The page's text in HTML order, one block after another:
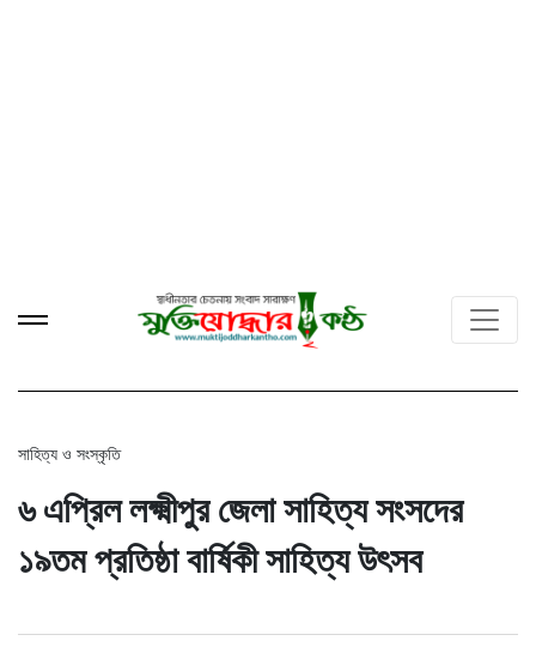
সাহিত্য ও সংস্কৃতি
৬ এপ্রিল লক্ষ্মীপুর জেলা সাহিত্য সংসদের
১৯তম প্রতিষ্ঠা বার্ষিকী সাহিত্য উৎসব